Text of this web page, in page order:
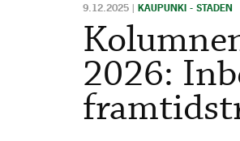
9.12.2025 | KAUPUNKI - STADEN
2026: